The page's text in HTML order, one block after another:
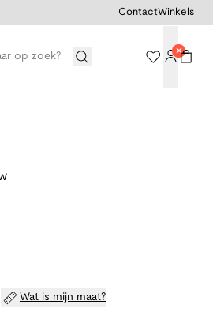
ContactWinkels
Wat is mijn maat?